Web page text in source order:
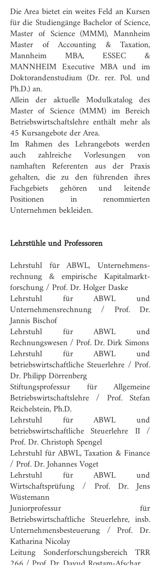
Die Area bietet ein weites Feld an Kursen
für die Studiengänge Bachelor of Science,
Master of Science (MMM), Mannheim
Master of Accounting & Taxation,
Mannheim MBA, ESSEC &
MANNHEIM Executive MBA und im
Doktorandenstudium (Dr. rer. Pol. und
Ph.D.) an.
Allein der aktuelle Modulkatalog des
Master of Science (MMM) im Bereich
Betriebswirtschaftslehre enthält mehr als
45 Kursangebote der Area.
Im Rahmen des Lehrangebots werden
auch zahlreiche Vorlesungen von
namhaften Referenten aus der Praxis
gehalten, die zu den führenden ihres
Fachgebiets gehören und leitende
Positionen in renommierten
Unternehmen bekleiden.
Lehrstühle und Professoren
Lehr­stuhl für ABWL, Unternehmens­
rechnung & empirische Kapital­markt­
forschung / Prof. Dr. Holger Daske
Lehrstuhl für ABWL und
Unternehmensrechnung / Prof. Dr.
Jannis Bischof
Lehrstuhl für ABWL und
Rechnungswesen / Prof. Dr. Dirk Simons
Lehrstuhl für ABWL und
betriebswirtschaftliche Steuerlehre / Prof.
Dr. Philipp Dörrenberg
Stiftungs­professur für Allgemeine
Betriebs­wirtschafts­lehre / Prof. Stefan
Reichelstein, Ph.D.
Lehrstuhl für ABWL und
betriebswirtschaftliche Steuerlehre II /
Prof. Dr. Christoph Spengel
Lehrstuhl für ABWL, Taxation & Finance
/ Prof. Dr. Johannes Voget
Lehrstuhl für ABWL und
Wirtschaftsprüfung / Prof. Dr. Jens
Wüstemann
Juniorprofessur für
Betriebswirtschaftliche Steuerlehre, insb.
Unternehmensbesteuerung / Prof. Dr.
Katharina Nicolay
Leitung Sonderforschungs­bereich TRR
266 / Prof. Dr. Davud Rostam-Afschar